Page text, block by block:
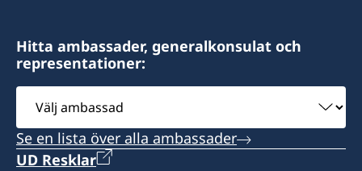
Måndag till fredag kl. 9:00 - 12:00
Honorärkonsul
Sergio Jiménez Odio
Måndag till fredag kl. 9:00 - 12:00
Luis Castillo Rivas
Måndag till fredag kl. 9:00 - 12:00
Honorärkonsul
Juliette Handal de Castillo
Panamá
Måndag till fredag kl. 9:00 - 12:00
Honorärkonsul
Raúl Cubilla
Hitta ambassader, generalkonsulat och
representationer:
Välj
ambassad
Se en lista över alla ambassader
UD Resklar